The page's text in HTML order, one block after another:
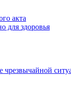
акта
для здоровья
чрезвычайной